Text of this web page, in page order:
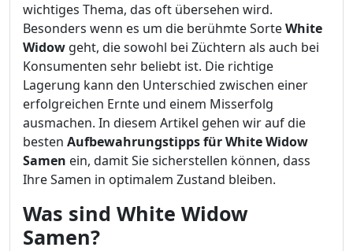
wichtiges Thema, das oft übersehen wird.
Besonders wenn es um die berühmte SorteWhite
Widow geht, die sowohl bei Züchtern als auch bei
Konsumenten sehr beliebt ist. Die richtige
Lagerung kann den Unterschied zwischen einer
erfolgreichen Ernte und einem Misserfolg
ausmachen. In diesem Artikel gehen wir auf die
besten Aufbewahrungstipps für White Widow
Samen ein, damit Sie sicherstellen können, dass
Ihre Samen in optimalem Zustand bleiben.
Was sind White Widow
Samen?